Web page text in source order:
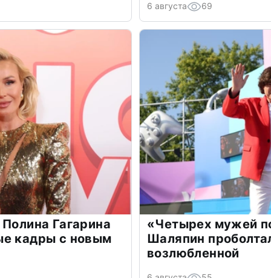
6 августа 69
Гагарина
кадры с новым
«Четырех мужей
Шаляпин
возлюбленной